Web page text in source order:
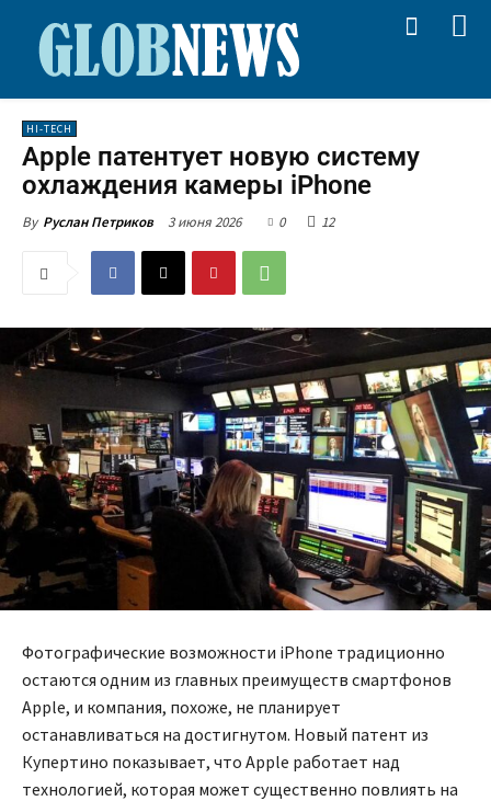
HI-TECH
Apple патентует новую систему
охлаждения камеры iPhone
By Руслан Петриков 3 июня 2026 0 12
Фотографические возможности iPhone традиционно
остаются одним из главных преимуществ смартфонов
Apple, и компания, похоже, не планирует
останавливаться на достигнутом. Новый патент из
Купертино показывает, что Apple работает над
технологией, которая может существенно повлиять на